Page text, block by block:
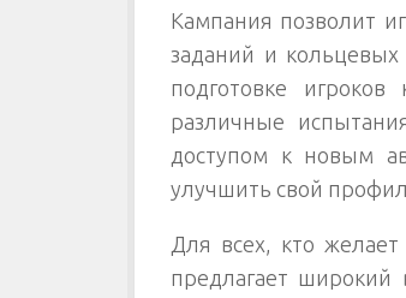
Кампания позволит
заданий и
подготовке
различные
доступом к новым
улучшить свой
Для всех, кто
предлагает широкий